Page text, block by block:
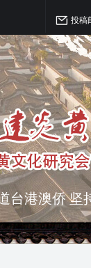
投稿
台港澳侨 坚
民族精神 介